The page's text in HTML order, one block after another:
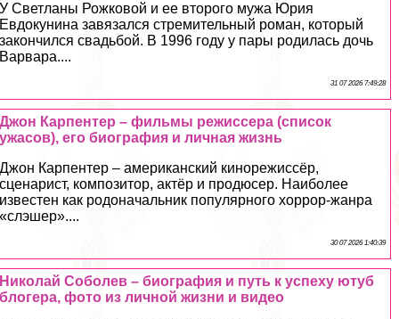
У Светланы Рожковой и ее второго мужа Юрия
Евдокyнина завязался стремительный роман, который
закончился свадьбой. В 1996 году у пары родилась дочь
Варвара....
31 07 2026 7:49:28
Джон Карпентер – фильмы режиссера (список
ужасов), его биография и личная жизнь
Джон Карпентер – американский кинорежиссёр,
сценарист, композитор, актёр и продюсер. Наиболее
известен как родоначальник популярного хоррор-жанра
«слэшер»....
30 07 2026 1:40:39
Николай Соболев – биография и путь к успеху ютуб
блогера, фото из личной жизни и видео